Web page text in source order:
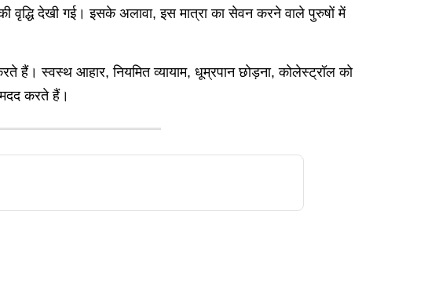
देखी गई। इसके अलावा, इस मात्रा का सेवन करने वाले पुरुषों में
हैं। स्वस्थ आहार, नियमित व्यायाम, धूम्रपान छोड़ना, कोलेस्ट्रॉल को
करते हैं।